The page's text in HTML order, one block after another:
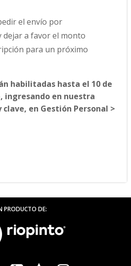
el envío por
a favor el monto
para un próximo
habilitadas hasta el 10 de
ingresando en nuestra
en Gestión Personal >
PRODUCTO DE: